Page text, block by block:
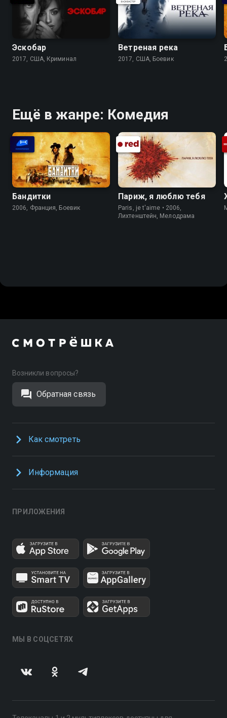
Эскобар
2017, США, Криминал
Ветреная река
2017, США, Боевик
Ещё в жанре: Комедия
Бандитки
2006, Франция, Боевик
Париж, я люблю тебя
Paris, je t'aime • 2006,
Лихтенштейн, Мелодрама
Возникли вопросы?
Обратная связь
Как смотреть
Информация
ПРИЛОЖЕНИЯ
МЫ В СОЦСЕТЯХ